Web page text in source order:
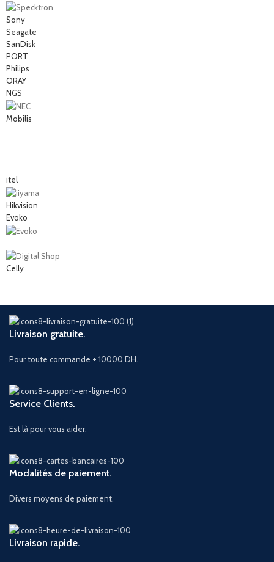
Sony
Seagate
SanDisk
PORT
Philips
ORAY
NGS
Mobilis
itel
Hikvision
Evoko
Celly
Livraison gratuite.
Pour toute commande + 10000 DH.
Service Clients.
Est là pour vous aider.
Modalités de paiement.
Divers moyens de paiement.
Livraison rapide.